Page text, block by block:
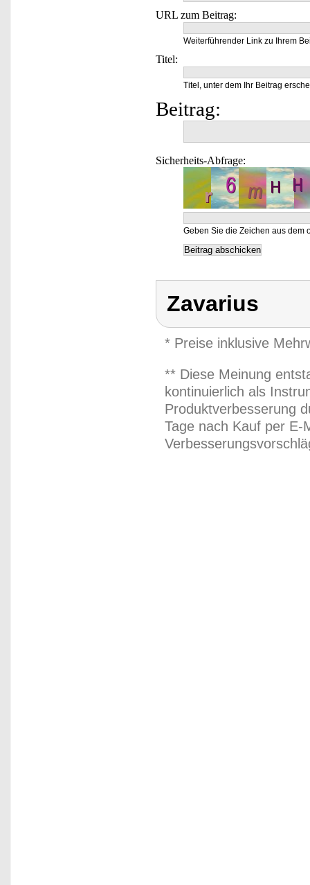
URL zum Beitrag:
Weiterführender Link zu Ihrem
Titel:
Titel, unter dem Ihr Beitrag
Beitrag:
Sicherheits-Abfrage:
Geben Sie die Zeichen aus dem
Zavarius
* Preise inklusive
** Diese Meinung
kontinuierlich als
Produktverbesserung
Tage nach Kauf per E-